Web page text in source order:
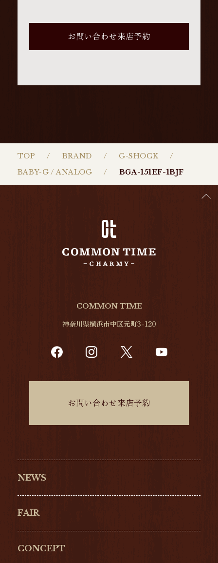
TOP BRAND
G-SHOCK
BABY-G / ANALOG
BGA-151EF-1BJF
お問い合わせ来店予約
NEWS
FAIR
CONCEPT
COMMON TIME
神奈川県横浜市中区元町3-120
お問い合わせ来店予約